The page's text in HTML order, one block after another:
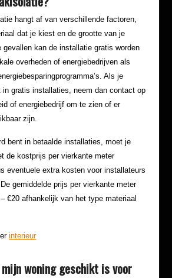
hangt af van verschillende factoren,
dat je kiest en de grootte van je
gevallen kan de installatie gratis worden
overheden of energiebedrijven als
Als je
in gratis installaties, neem dan contact op
of energiebedrijf om te zien of er
zijn.
bent in betaalde installaties, moet je
de kostprijs per vierkante meter
eventuele extra kosten voor installateurs
gemiddelde prijs per vierkante meter
€20 afhankelijk van het type materiaal
interieur
woning geschikt is voor